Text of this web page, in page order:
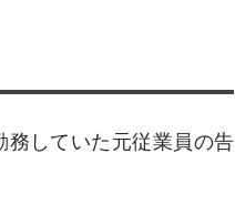
していた元従業員の告